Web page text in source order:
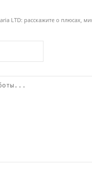
LTD: расскажите о плюсах,